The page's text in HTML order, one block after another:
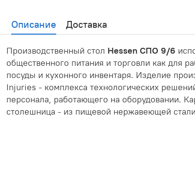
Описание Доставка
Производственный стол Hessen СПО 9/6
общественного питания и торговли как для
посуды и кухонного инвентаря. Изделие
Injuries - комплекса технологических
персонала, работающего на оборудовании.
столешница - из пищевой нержавеющей